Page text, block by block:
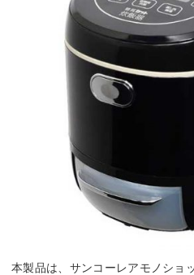
本製品は、サンコーレアモノショ